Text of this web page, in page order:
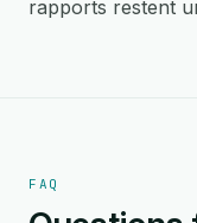
rapports restent
FAQ